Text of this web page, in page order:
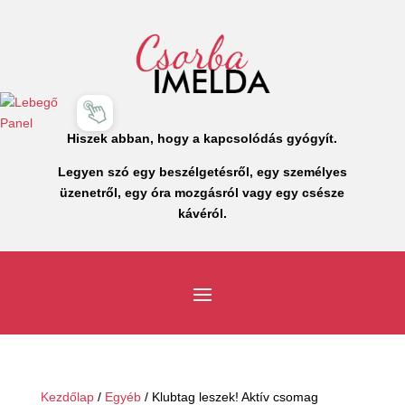
Hiszek abban, hogy a kapcsolódás gyógyít.
Legyen szó egy beszélgetésről, egy személyes
üzenetről, egy óra mozgásról vagy egy csésze
kávéról.
Kezdőlap/ Egyéb/ Klubtag leszek! Aktív csomag